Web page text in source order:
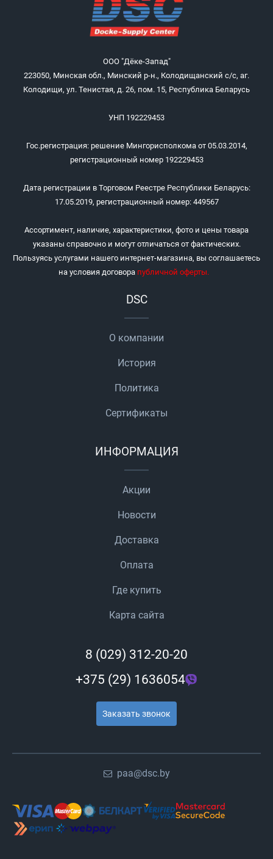
ООО "Дёке-Запад"
223050, Минская обл., Минский р-н., Колодищанский с/с, аг.
Колодищи, ул. Тенистая, д. 26, пом. 15, Республика Беларусь
УНП 192229453
Гос.регистрация: решение Мингорисполкома от 05.03.2014,
регистрационный номер 192229453
Дата регистрации в Торговом Реестре Республики Беларусь:
17.05.2019, регистрационный номер: 449567
Ассортимент, наличие, характеристики, фото и цены товара
указаны справочно и могут отличаться от фактических.
Пользуясь услугами нашего интернет-магазина, вы соглашаетесь
на условия договора публичной оферты.
DSC
О компании
История
Политика
Сертификаты
ИНФОРМАЦИЯ
Акции
Новости
Доставка
Оплата
Где купить
Карта сайта
8 (029) 312-20-20
+375 (29) 1636054
Заказать звонок
paa@dsc.by